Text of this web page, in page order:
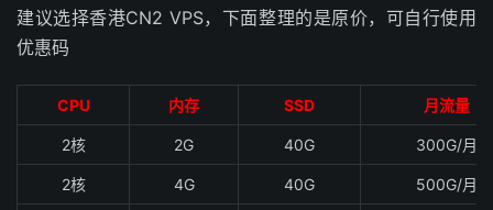
建议选择香港CN2 VPS，下面整理的是原价，可自行使用
优惠码
CPU 内存 SSD 月流量
2核 2G 40G 300G/月
2核 4G 40G 500G/月